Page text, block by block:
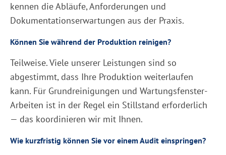
kennen die Abläufe, Anforderungen und
Dokumentationserwartungen aus der Praxis.
Können Sie während der Produktion reinigen?
Teilweise. Viele unserer Leistungen sind so
abgestimmt, dass Ihre Produktion weiterlaufen
kann. Für Grundreinigungen und Wartungsfenster-
Arbeiten ist in der Regel ein Stillstand erforderlich
— das koordinieren wir mit Ihnen.
Wie kurzfristig können Sie vor einem Audit einspringen?